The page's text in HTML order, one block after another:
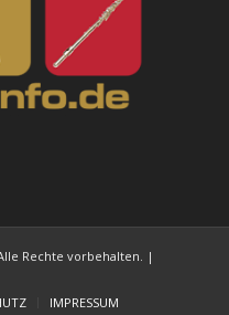
Rechte vorbehalten. |
IMPRESSUM